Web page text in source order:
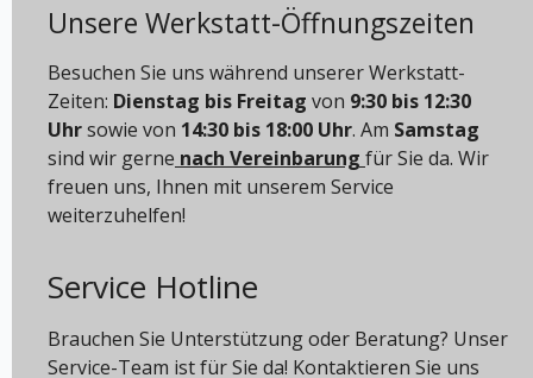
Unsere Werkstatt-Öffnungszeiten
Besuchen Sie uns während unserer Werkstatt-
Zeiten: Dienstag bis Freitag von 9:30 bis 12:30
Uhrsowie von 14:30 bis 18:00 Uhr. Am Samstag
sind wir gerne nach Vereinbarung für Sie da. Wir
freuen uns, Ihnen mit unserem Service
weiterzuhelfen!
Service Hotline
Brauchen Sie Unterstützung oder Beratung? Unser
Service-Team ist für Sie da! Kontaktieren Sie uns